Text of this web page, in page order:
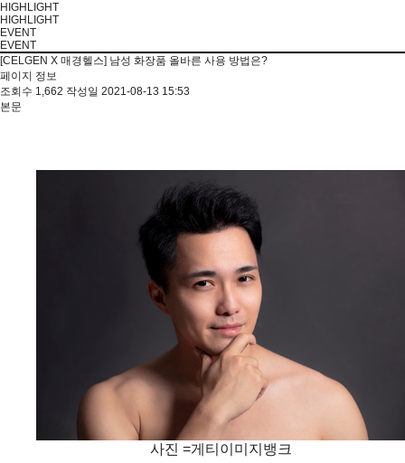
HIGHLIGHT
HIGHLIGHT
EVENT
EVENT
[CELGEN X 매경헬스] 남성 화장품 올바른 사용 방법은?
페이지 정보
조회수 1,662 작성일 2021-08-13 15:53
본문
사진 =게티이미지뱅크